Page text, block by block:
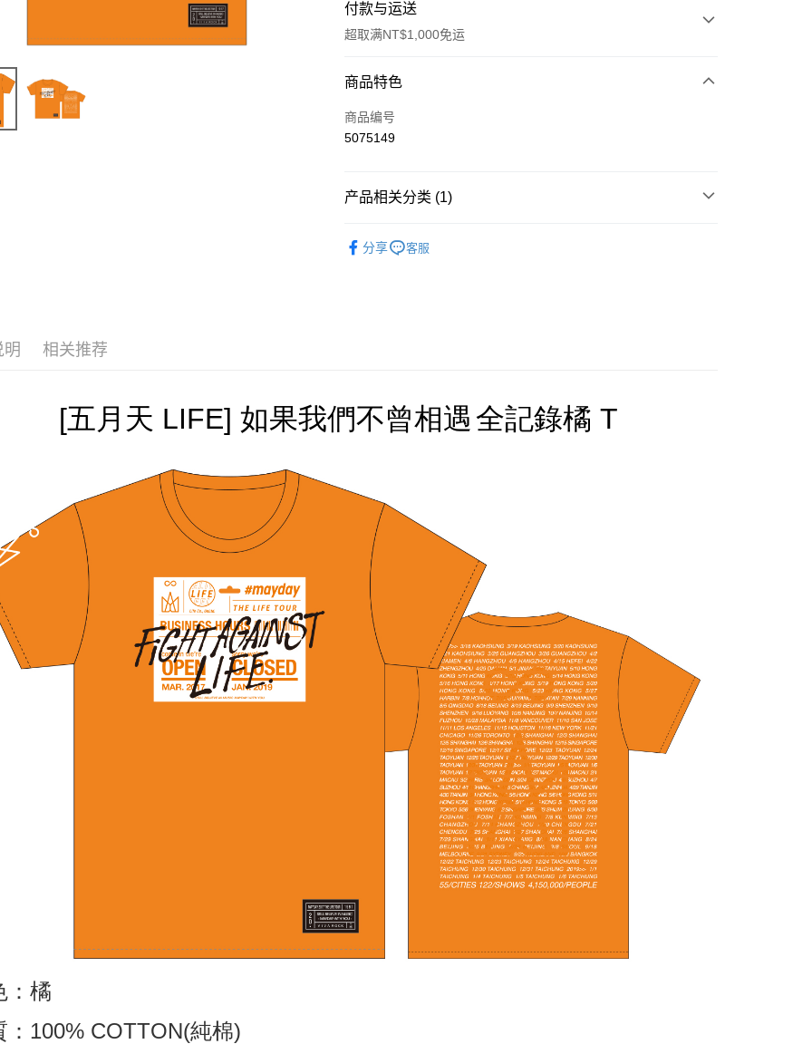
付款与运送
超取满NT$1,000免运
付款方式
信用卡一次付款
悠遊付
运送方式
付款後全家取貨
每笔NT$65，满NT$1,000(含以上)免运费
7-11取貨付款
每笔NT$65，满NT$1,000(含以上)免运费
付款後7-11取貨
每笔NT$65，满NT$1,000(含以上)免运费
每笔NT$85，满NT$1,000(含以上)免运费
海外地區配送 查看运费
商品特色
商品编号
5075149
产品相关分类 (1)
分享
客服
明 相关推荐
[五月天 LIFE] 如果我們不曾相遇全記錄橘 T
：橘
：100% COTTON(純棉)